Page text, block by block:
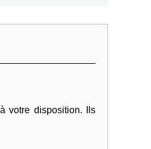
votre disposition. Ils